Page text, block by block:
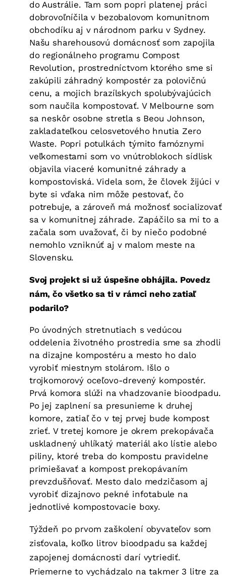
do Austrálie. Tam som popri platenej práci
dobrovoľníčila v bezobalovom komunitnom
obchodíku aj v národnom parku v Sydney.
Našu sharehousovú domácnosť som zapojila
do regionálneho programu Compost
Revolution, prostredníctvom ktorého sme si
zakúpili záhradný kompostér za polovičnú
cenu, a mojich brazílskych spolubývajúcich
som naučila kompostovať. V Melbourne som
sa neskôr osobne stretla s Beou Johnson,
zakladateľkou celosvetového hnutia Zero
Waste. Popri potulkách týmito famóznymi
veľkomestami som vo vnútroblokoch sídlisk
objavila viaceré komunitné záhrady a
kompostoviská. Videla som, že človek žijúci v
byte si vďaka nim môže pestovať, čo
potrebuje, a zároveň má možnosť socializovať
sa v komunitnej záhrade. Zapáčilo sa mi to a
začala som uvažovať, či by niečo podobné
nemohlo vzniknúť aj v malom meste na
Slovensku.
Svoj projekt si už úspešne obhájila. Povedz
nám, čo všetko sa ti v rámci neho zatiaľ
podarilo?
Po úvodných stretnutiach s vedúcou
oddelenia životného prostredia sme sa zhodli
na dizajne kompostéru a mesto ho dalo
vyrobiť miestnym stolárom. Išlo o
trojkomorový oceľovo-drevený kompostér.
Prvá komora slúži na vhadzovanie bioodpadu.
Po jej zaplnení sa presunieme k druhej
komore, zatiaľ čo v tej prvej bude kompost
zrieť. V tretej komore je okrem prekopávača
uskladnený uhlíkatý materiál ako lístie alebo
piliny, ktoré treba do kompostu pravidelne
primiešavať a kompost prekopávaním
prevzdušňovať. Mesto dalo medzičasom aj
vyrobiť dizajnovo pekné infotabule na
jednotlivé kompostovacie boxy.
Týždeň po prvom zaškolení obyvateľov som
zisťovala, koľko litrov bioodpadu sa každej
zapojenej domácnosti darí vytriediť.
Priemerne to vychádzalo na takmer 3 litre za